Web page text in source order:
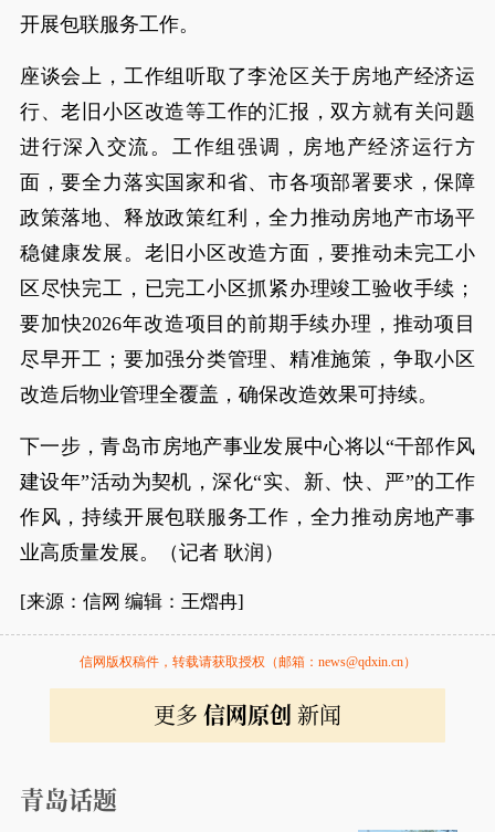
开展包联服务工作。
座谈会上，工作组听取了李沧区关于房地产经济运
行、老旧小区改造等工作的汇报，双方就有关问题
进行深入交流。工作组强调，房地产经济运行方
面，要全力落实国家和省、市各项部署要求，保障
政策落地、释放政策红利，全力推动房地产市场平
稳健康发展。老旧小区改造方面，要推动未完工小
区尽快完工，已完工小区抓紧办理竣工验收手续；
要加快2026年改造项目的前期手续办理，推动项目
尽早开工；要加强分类管理、精准施策，争取小区
改造后物业管理全覆盖，确保改造效果可持续。
下一步，青岛市房地产事业发展中心将以“干部作风
建设年”活动为契机，深化“实、新、快、严”的工作
作风，持续开展包联服务工作，全力推动房地产事
业高质量发展。（记者 耿润）
[来源：信网 编辑：王熠冉]
信网版权稿件，转载请获取授权（邮箱：news@qdxin.cn）
更多 信网原创 新闻
青岛话题